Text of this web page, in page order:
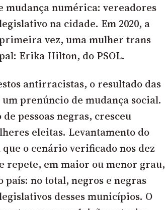
mudança numérica: vereadores
na cidade. Em 2020, a
vez, uma mulher trans
Erika Hilton, do PSOL.
antirracistas, o resultado das
prenúncio de mudança social.
pessoas negras, cresceu
eleitas. Levantamento do
o cenário verificado nos dez
repete, em maior ou menor grau,
país: no total, negros e negras
desses municípios. O